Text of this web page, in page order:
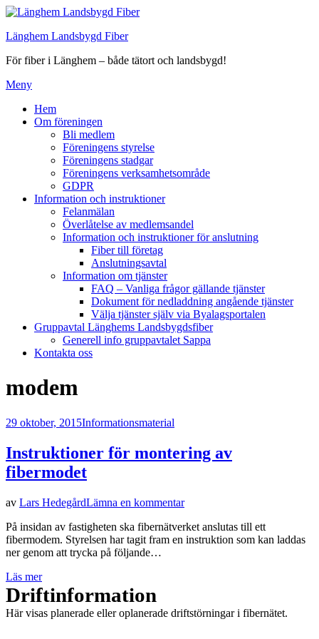
Hoppa
innehåll
Länghem Landsbygd Fiber
För fiber i Länghem – både tätort och landsbygd!
Meny
Hem
Om föreningen
Bli medlem
Föreningens styrelse
Föreningens stadgar
Föreningens verksamhetsområde
GDPR
Information och instruktioner
Felanmälan
Överlåtelse av medlemsandel
Information och instruktioner för anslutning
Fiber till företag
Anslutningsavtal
Information om tjänster
FAQ – Vanliga frågor gällande tjänster
Dokument för nedladdning angående tjänster
Välja tjänster själv via Byalagsportalen
Gruppavtal Länghems Landsbygdsfiber
Generell info gruppavtalet Sappa
Kontakta oss
Etikett
:
modem
Publicerad
29 oktober, 2015Informationsmaterial
Instruktioner för montering av
fibermodet
av Lars HedegårdLämna en kommentarpå
för
montering
På insidan av fastigheten ska fibernätverket anslutas till ett
fibermodem. Styrelsen har tagit fram en instruktion som kan laddas
ner genom att trycka på följande…
Läs mer
Driftinformation
Här visas planerade eller oplanerade driftstörningar i fibernätet.